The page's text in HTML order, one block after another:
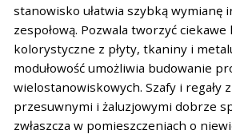
stanowisko ułatwia szybką wymianę
zespołową. Pozwala tworzyć
kolorystyczne z płyty, tkaniny i
modułowość umożliwia budowanie
wielostanowiskowych. Szafy i regały
przesuwnymi i żaluzjowymi dobrze
zwłaszcza w pomieszczeniach o